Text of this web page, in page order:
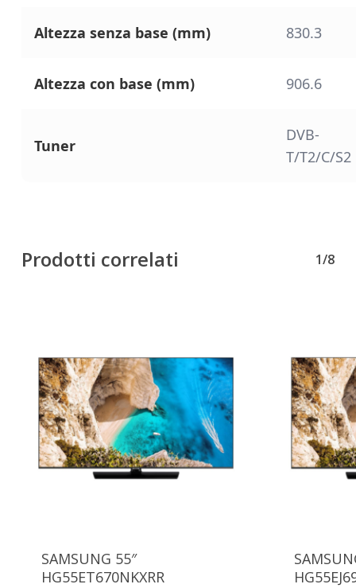
Altezza senza base (mm) 830.3
Altezza con base (mm) 906.6
Tuner
DVB-
T/T2/C/S2
Prodotti correlati 1/8
SAMSUNG 55″
HG55ET670NKXRR